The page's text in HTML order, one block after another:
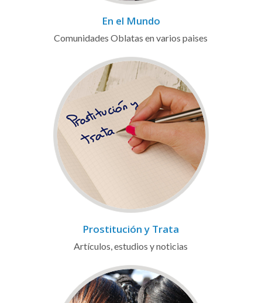
En el Mundo
Comunidades Oblatas en varios paises
Prostitución y Trata
Artículos, estudios y noticias